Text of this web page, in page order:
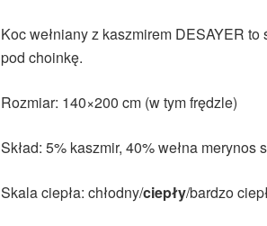
Koc wełniany z kaszmirem DESAYER
pod choinkę.
Rozmiar: 140×200 cm (w tym frędzle)
Skład: 5% kaszmir, 40% wełna
Skala ciepła: chłodny/ciepły/bardzo